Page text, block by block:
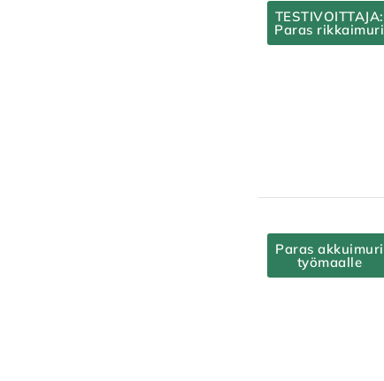
TESTIVOITTAJA:
Paras rikkaimuri
Paras akkuimuri
työmaalle